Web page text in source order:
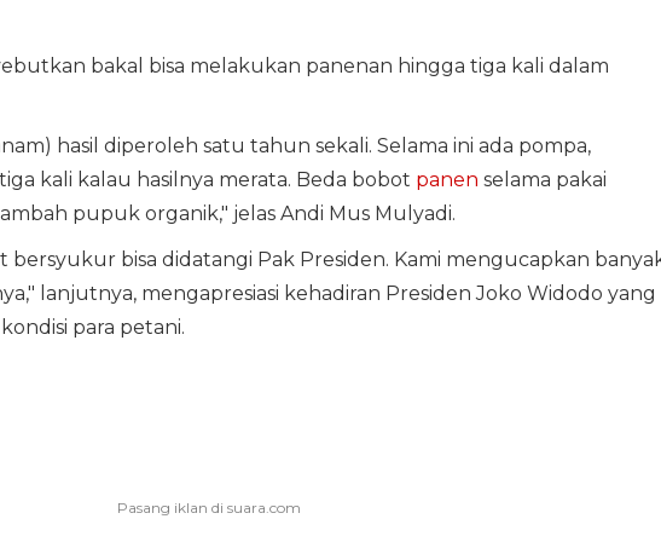
bakal bisa melakukan panenan hingga tiga kali dalam
hasil diperoleh satu tahun sekali. Selama ini ada pompa,
kali kalau hasilnya merata. Beda bobot panen selama pakai
pupuk organik," jelas Andi Mus Mulyadi.
bersyukur bisa didatangi Pak Presiden. Kami mengucapkan
lanjutnya, mengapresiasi kehadiran Presiden Joko Widodo yang
para petani.